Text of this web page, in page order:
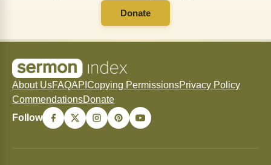
Donate
About UsFAQAPI Copying PermissionsPrivacy Policy
CommendationsDonate
Follow